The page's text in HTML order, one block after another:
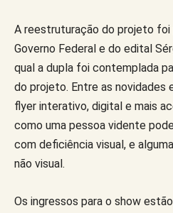
A reestruturação do projeto
Governo Federal e do edital
qual a dupla foi contemplada
do projeto. Entre as novidades
flyer interativo, digital e mais
como uma pessoa vidente
com deficiência visual, e
não visual.
Os ingressos para o show